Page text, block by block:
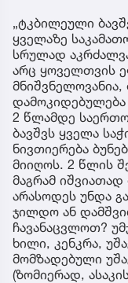
„ტკბილეული
ყველაზე
სრულად
არც ყოველთვის
დამოკიდებულება
2 წლამდე
ბავშვს ყველა
ნივთიერება
მიიღოს. 2 წლის
მაგრამ
არასოდეს უნდა
ჯილდო ან
ჩავანაცვლოთ?
ხილი, კენკრა,
მომზადებული
(ზომიერად,